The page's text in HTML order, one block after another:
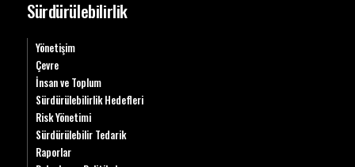
Sürdürülebilirlik
Yönetişim
Çevre
İnsan ve Toplum
Sürdürülebilirlik Hedefleri
Risk Yönetimi
Sürdürülebilir Tedarik
Raporlar